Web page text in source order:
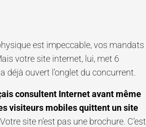
est impeccable, vos mandats
votre site internet, lui, met 6
déjà ouvert l’onglet du concurrent.
consultent Internet avant même
visiteurs mobiles quittent un site
site n’est pas une brochure. C’est